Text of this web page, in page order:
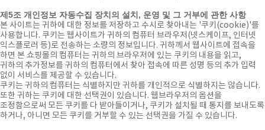
제5조 개인정보 자동수집 장치의 설치, 운영 및 그 거부에 관한 사항
본 사이트는 귀하에 대한 정보를 저장하고 수시로 찾아내는 '쿠키(cookie)'를
사용합니다. 쿠키는 웹사이트가 귀하의 컴퓨터 브라우저(넷스케이프, 인터넷
익스플로러 등)로 전송하는 소량의 정보입니다. 귀하께서 웹사이트에 접속을
하면 본 쇼핑몰의 컴퓨터는 귀하의 브라우저에 있는 쿠키의 내용을 읽고,
귀하의 추가정보를 귀하의 컴퓨터에서 찾아 접속에 따른 성명 등의 추가 입력
없이 서비스를 제공할 수 있습니다.
쿠키는 귀하의 컴퓨터는 식별하지만 귀하를 개인적으로 식별하지는 않습니다.
또한 귀하는 쿠키에 대한 선택권이 있습니다. 웹브라우저의 옵션을
조정함으로써 모든 쿠키를 다 받아들이거나, 쿠키가 설치될 때 통지를 보내도록
하거나, 아니면 모든 쿠키를 거부할 수 있는 선택권을 가질 수 있습니다.